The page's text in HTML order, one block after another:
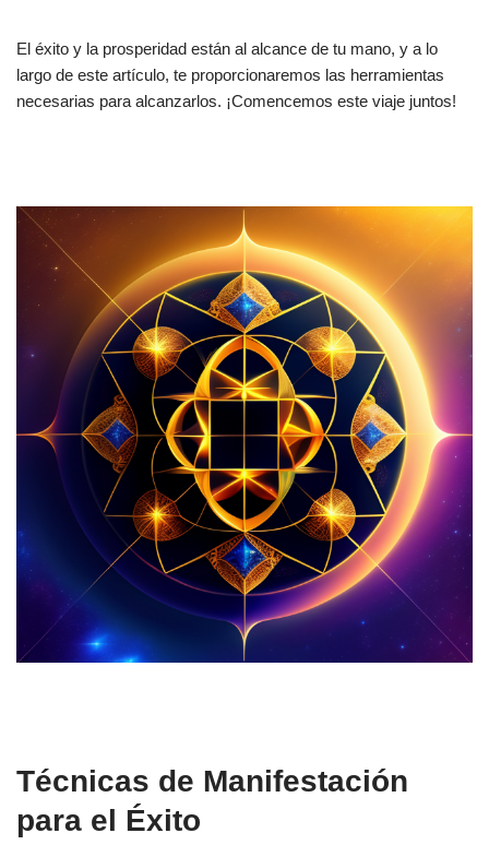
El éxito y la prosperidad están al alcance de tu mano, y a lo
largo de este artículo, te proporcionaremos las herramientas
necesarias para alcanzarlos. ¡Comencemos este viaje juntos!
Técnicas de Manifestación
para el Éxito